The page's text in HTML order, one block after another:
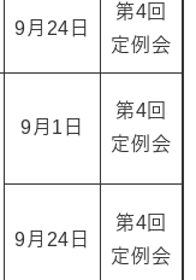
9月24日
第4回
定例会
9月1日
第4回
定例会
9月24日
第4回
定例会